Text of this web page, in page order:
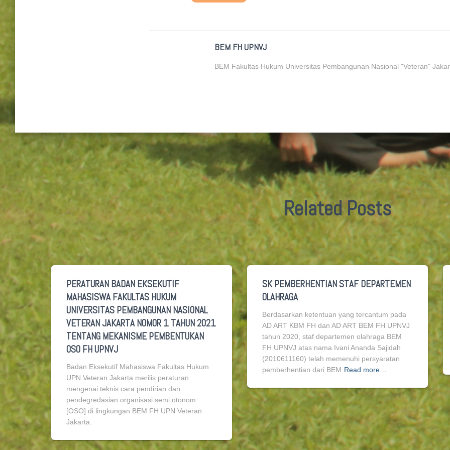
BEM FH UPNVJ
BEM Fakultas Hukum Universitas Pembangunan Nasional "Veteran"
Related Posts
PERATURAN BADAN EKSEKUTIF
MAHASISWA FAKULTAS HUKUM
UNIVERSITAS PEMBANGUNAN NASIONAL
VETERAN JAKARTA NOMOR 1 TAHUN 2021
TENTANG MEKANISME PEMBENTUKAN
OSO FH UPNVJ
Badan Eksekutif Mahasiswa Fakultas Hukum
UPN Veteran Jakarta merilis peraturan
mengenai teknis cara pendirian dan
pendegredasian organisasi semi otonom
[OSO] di lingkungan BEM FH UPN Veteran
Jakarta.
SK PEMBERHENTIAN STAF DEPARTEMEN
OLAHRAGA
Berdasarkan ketentuan yang tercantum pada
AD ART KBM FH dan AD ART BEM FH UPNVJ
tahun 2020, staf departemen olahraga BEM
FH UPNVJ atas nama Ivani Ananda Sajidah
(2010611160) telah memenuhi persyaratan
pemberhentian dari BEM Read more…